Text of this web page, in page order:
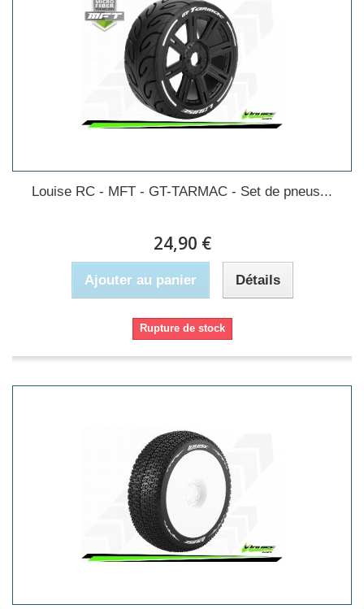
Louise RC - MFT - GT-TARMAC - Set de pneus...
24,90 €
Ajouter au panier Détails
Rupture de stock